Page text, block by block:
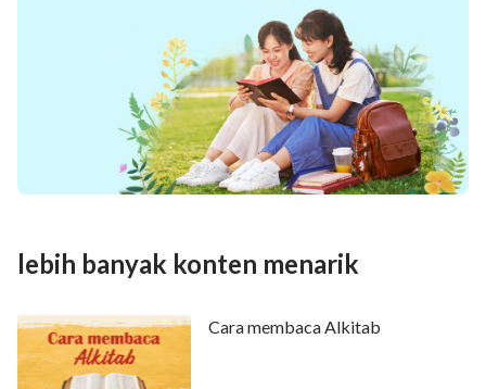
lebih banyak konten menarik
Cara membaca Alkitab